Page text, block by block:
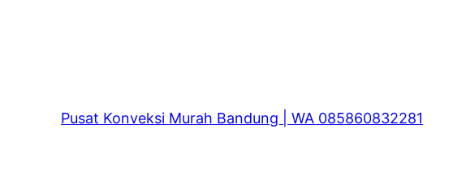
Pusat Konveksi Murah Bandung | WA 085860832281